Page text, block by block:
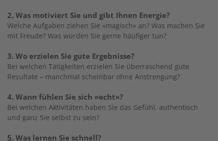
2. Was motiviert Sie und gibt Ihnen Energie?
Welche Aufgaben ziehen Sie «magisch» an? Was machen Sie
mit Freude? Was würden Sie gerne häufiger tun?
3. Wo erzielen Sie gute Ergebnisse?
Bei welchen Tätigkeiten erzielen Sie überraschend gute
Resultate – manchmal scheinbar ohne Anstrengung?
4. Wann fühlen Sie sich «echt»?
Bei welchen Aktivitäten haben Sie das Gefühl, authentisch
und ganz Sie selbst zu sein?
5. Was lernen Sie schnell?